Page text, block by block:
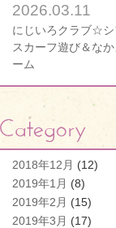
2026.03.11
にじいろクラブ☆シ
スカーフ遊び＆な
ーム
2018年12月 (12)
2019年1月 (8)
2019年2月 (15)
2019年3月 (17)